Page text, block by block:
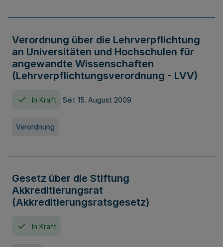
Verordnung über die Lehrverpflichtung
an Universitäten und Hochschulen für
angewandte Wissenschaften
(Lehrverpflichtungsverordnung - LVV)
In Kraft Seit 15. August 2009
Verordnung
Gesetz über die Stiftung
Akkreditierungsrat
(Akkreditierungsratsgesetz)
In Kraft